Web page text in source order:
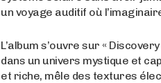
un voyage auditif où
L’album s’ouvre sur «
dans un univers mystique et
et riche, mêle des textures